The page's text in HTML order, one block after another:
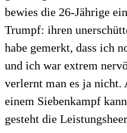
bewies die 26-Jährige
Trumpf: ihren
habe gemerkt, dass ich
und ich war extrem
verlernt man es ja nicht.
einem Siebenkampf
gesteht die